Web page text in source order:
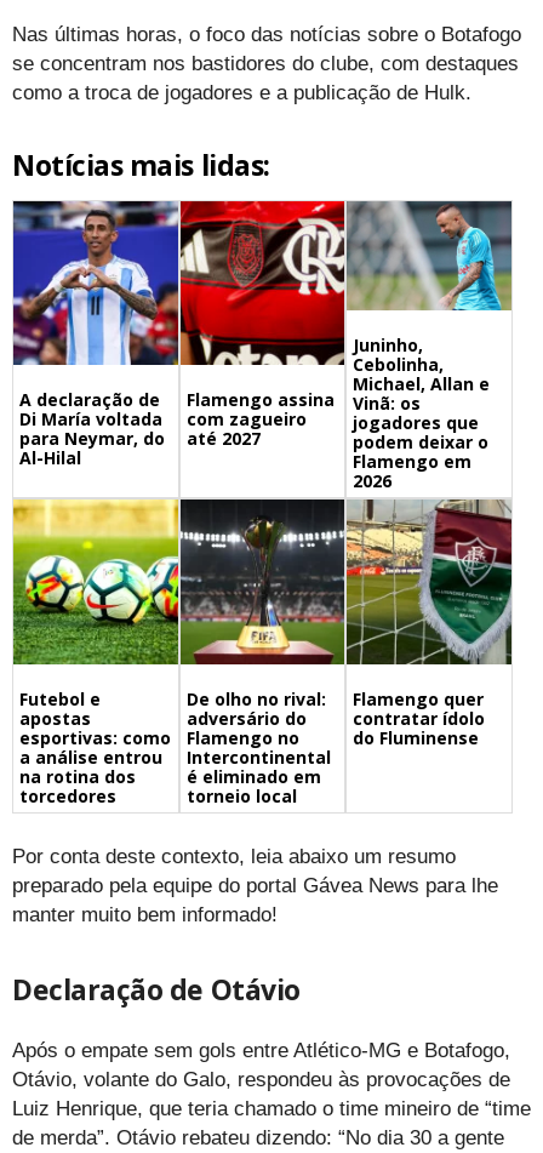
Nas últimas horas, o foco das notícias sobre o Botafogo
se concentram nos bastidores do clube, com destaques
como a troca de jogadores e a publicação de Hulk.
Notícias mais lidas:
A declaração de
Di María voltada
para Neymar, do
Al-Hilal
Flamengo assina
com zagueiro
até 2027
Juninho,
Cebolinha,
Michael, Allan e
Vinã: os
jogadores que
podem deixar o
Flamengo em
2026
Futebol e
apostas
esportivas: como
a análise entrou
na rotina dos
torcedores
De olho no rival:
adversário do
Flamengo no
Intercontinental
é eliminado em
torneio local
Flamengo quer
contratar ídolo
do Fluminense
Por conta deste contexto, leia abaixo um resumo
preparado pela equipe do portal Gávea News para lhe
manter muito bem informado!
Declaração de Otávio
Após o empate sem gols entre Atlético-MG e Botafogo,
Otávio, volante do Galo, respondeu às provocações de
Luiz Henrique, que teria chamado o time mineiro de “time
de merda”. Otávio rebateu dizendo: “No dia 30 a gente